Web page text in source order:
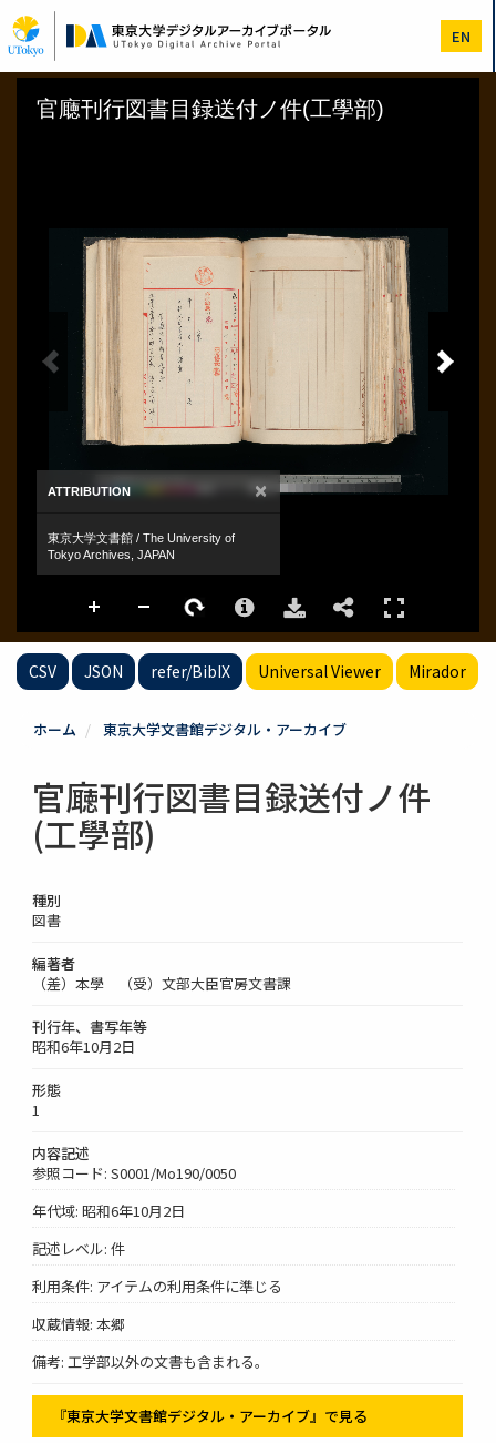
イ
ン
コ
EN
CSV JSON refer/BibIX Universal Viewer Mirador
ホーム 東京大学文書館デジタル・アーカイブ
官廰刊行図書目録送付ノ件
(工學部)
種別
図書
編著者
（差）本學 （受）文部大臣官房文書課
刊行年、書写年等
昭和6年10月2日
形態
1
内容記述
参照コード: S0001/Mo190/0050
年代域: 昭和6年10月2日
記述レベル: 件
利用条件: アイテムの利用条件に準じる
収蔵情報: 本郷
備考: 工学部以外の文書も含まれる。
『東京大学文書館デジタル・アーカイブ』で見る